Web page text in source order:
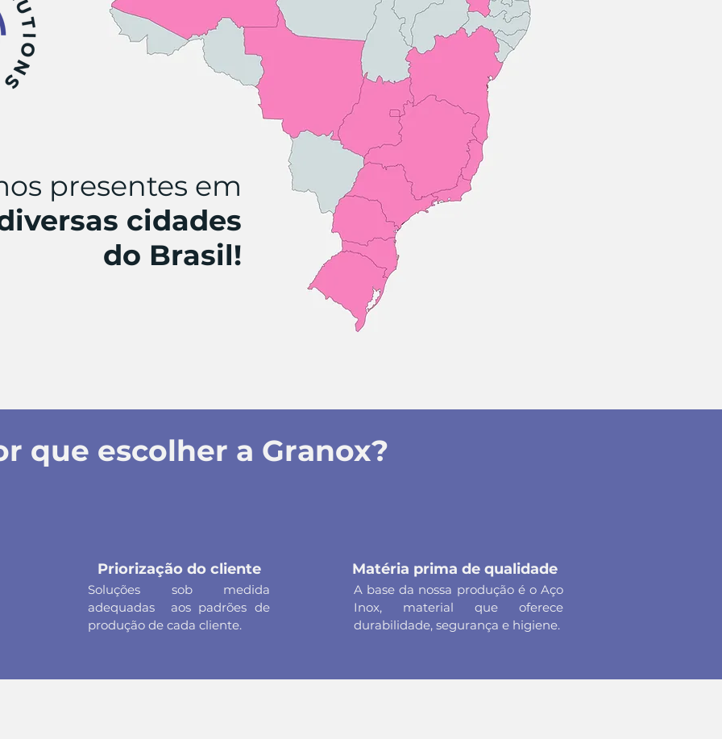
presentes em
cidades
do Brasil!
que escolher a Granox?
Priorização do cliente
Soluções sob medida
adequadas aos padrões de
produção de cada cliente.
Matéria prima de qualidade
A base da nossa produção é o Aço
Inox, material que oferece
durabilidade, segurança e higiene.